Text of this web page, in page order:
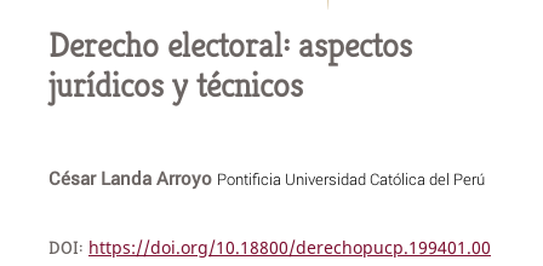
Derecho electoral: aspectos
jurídicos y técnicos
César Landa Arroyo Pontificia Universidad Católica del Perú
DOI: https://doi.org/10.18800/derechopucp.199401.00